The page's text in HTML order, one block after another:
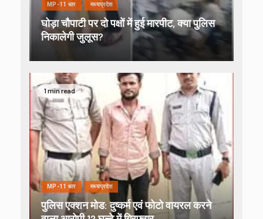
MP-11 धार मध्यप्रदेश
घोड़ा चौपाटी पर दो पक्षों में हुई मारपीट, क्या पुलिस
निकालेगी जुलूस?
1 min read
MP-11 धार मध्यप्रदेश
पुलिस एक्शन मोड: दुष्कर्म एवं फोटो वायरल करने